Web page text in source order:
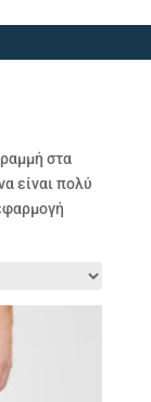
στα
είναι πολύ